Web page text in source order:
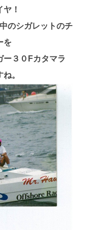
！
のシガレットのチ
を
ー３０Fカタマラ
。